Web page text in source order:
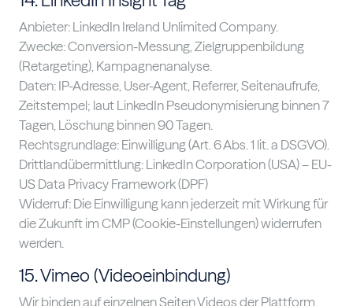
Anbieter: LinkedIn Ireland Unlimited Company.
Zwecke: Conversion-Messung, Zielgruppenbildung
(Retargeting), Kampagnenanalyse.
Daten: IP-Adresse, User-Agent, Referrer, Seitenaufrufe,
Zeitstempel; laut LinkedIn Pseudonymisierung binnen 7
Tagen, Löschung binnen 90 Tagen.
Rechtsgrundlage: Einwilligung (Art. 6 Abs. 1 lit. a DSGVO).
Drittlandübermittlung: LinkedIn Corporation (USA) – EU-
US Data Privacy Framework (DPF)
Widerruf: Die Einwilligung kann jederzeit mit Wirkung für
die Zukunft im CMP (Cookie-Einstellungen) widerrufen
werden.
15. Vimeo (Videoeinbindung)
Wir binden auf einzelnen Seiten Videos der Plattform